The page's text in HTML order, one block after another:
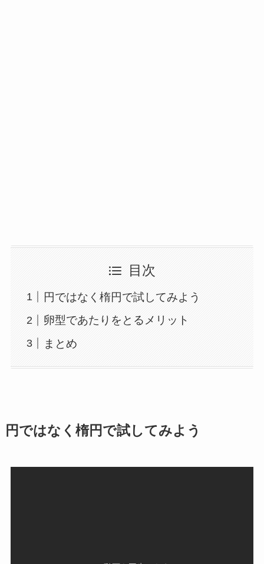
目次
円ではなく楕円で試してみよう
卵型であたりをとるメリット
まとめ
円ではなく楕円で試してみよう